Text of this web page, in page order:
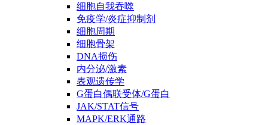
细胞自我吞噬
免疫学/炎症抑制剂
细胞周期
细胞骨架
DNA损伤
内分泌/激素
表观遗传学
G蛋白偶联受体/G蛋白
JAK/STAT信号
MAPK/ERK通路